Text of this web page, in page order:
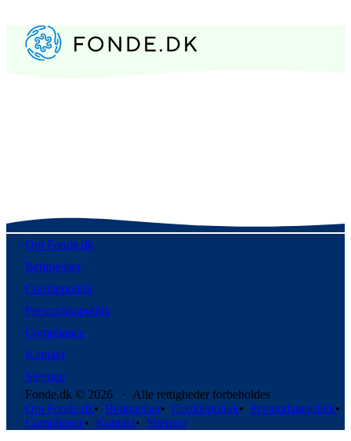
Om Fonde.dk
Betingelser
Cookiepolitik
Persondatapolitik
Compliance
Kontakt
Sitemap
Fonde.dk © 2026 · Alle rettigheder forbeholdes
Om Fonde.dk• Betingelser• Cookiepolitik• Persondatapolitik•
Compliance• Kontakt• Sitemap